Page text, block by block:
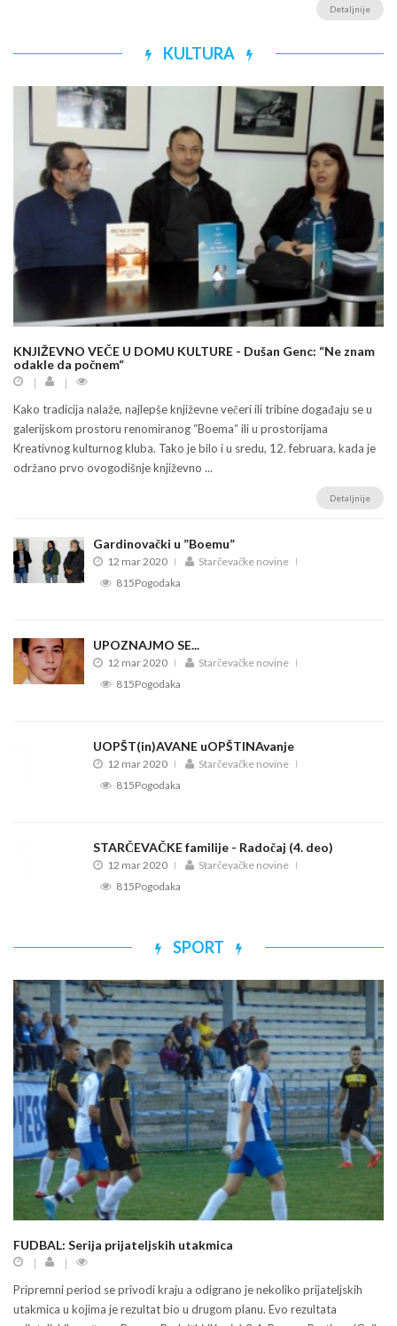
Detaljnije
KULTURA
KNJIŽEVNO VEČE U DOMU KULTURE - Dušan Genc: “Ne znam
odakle da počnem“
Kako tradicija nalaže, najlepše književne večeri ili tribine događaju se u
galerijskom prostoru renomiranog “Boema“ ili u prostorijama
Kreativnog kulturnog kluba. Tako je bilo i u sredu, 12. februara, kada je
održano prvo ovogodišnje književno ...
Detaljnije
Gardinovački u ”Boemu”
12 mar 2020
Starčevačke novine
815Pogodaka
UPOZNAJMO SE...
12 mar 2020
Starčevačke novine
815Pogodaka
UOPŠT(in)AVANE uOPŠTINAvanje
12 mar 2020
Starčevačke novine
815Pogodaka
STARČEVAČKE familije - Radočaj (4. deo)
12 mar 2020
Starčevačke novine
815Pogodaka
SPORT
FUDBAL: Serija prijateljskih utakmica
Pripremni period se privodi kraju a odigrano je nekoliko prijateljskih
utakmica u kojima je rezultat bio u drugom planu. Evo rezultata